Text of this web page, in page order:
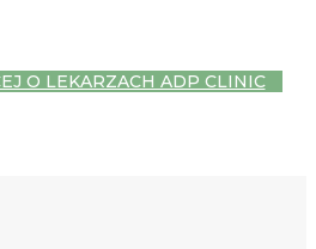
O LEKARZACH ADP CLINIC